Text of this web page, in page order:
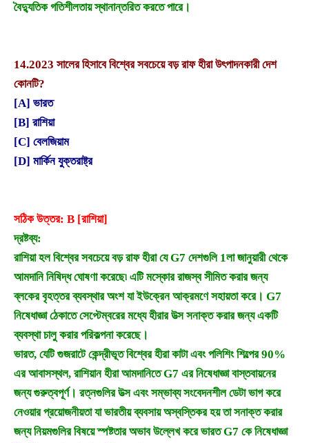
বৈদ্যুতিক গতিশীলতায় স্থানান্তরিত করতে পারে।
14.2023 সালের হিসাবে বিশ্বের সবচেয়ে বড় রাফ হীরা উৎপাদনকারী দেশ
কোনটি?
[A] ভারত
[B] রাশিয়া
[C] বেলজিয়াম
[D] মার্কিন যুক্তরাষ্ট্র
সঠিক উত্তর: B [রাশিয়া]
দ্রষ্টব্য:
রাশিয়া হল বিশ্বের সবচেয়ে বড় রাফ হীরা যে G7 দেশগুলি 1লা জানুয়ারী থেকে
আমদানি নিষিদ্ধ ঘোষণা করেছে৷ এটি মস্কোর রাজস্ব সীমিত করার জন্য
ব্লকের বৃহত্তর ব্যবস্থার অংশ যা ইউক্রেন আক্রমণে সহায়তা করে। G7
নিষেধাজ্ঞা ঠেকাতে সেপ্টেম্বরের মধ্যে হীরার উত্স সনাক্ত করার জন্য একটি
ব্যবস্থা চালু করার পরিকল্পনা করেছে।
ভারত, যেটি গুজরাটে কেন্দ্রীভূত বিশ্বের হীরা কাটা এবং পলিশিং শিল্পের 90%
এর আবাসস্থল, রাশিয়ান হীরা আমদানিতে G7 এর নিষেধাজ্ঞা বাস্তবায়নের
জন্য গুরুত্বপূর্ণ। রত্নগুলির উত্স এবং সম্ভাব্য সংবেদনশীল ডেটা ভাগ করে
নেওয়ার প্রয়োজনীয়তা যা ভারতীয় ব্যবসায় অস্বস্তিকর হয় তা সনাক্ত করার
জন্য নিয়মগুলির বিষয়ে স্পষ্টতার অভাব উল্লেখ করে ভারত G7 কে নিষেধাজ্ঞা